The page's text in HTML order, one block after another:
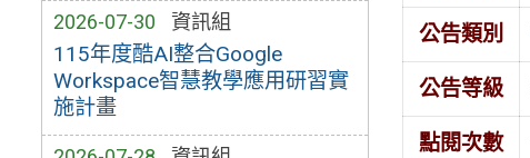
2026-07-30 資訊組
115年度酷AI整合Google
Workspace智慧教學應用研習實
施計畫
公告類別
公告等級
點閱次數